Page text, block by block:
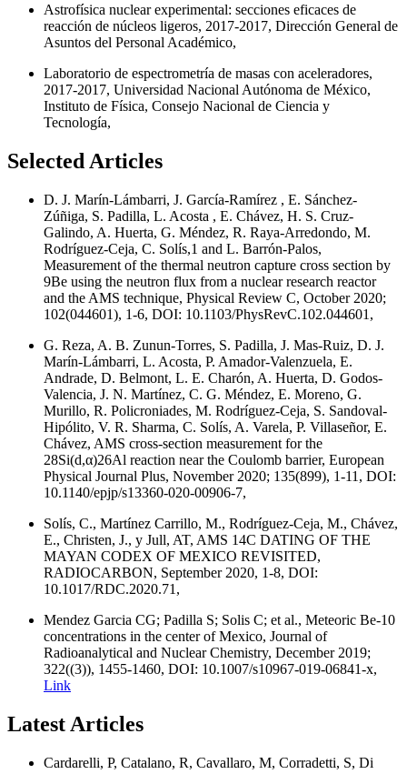
Astrofísica nuclear experimental: secciones eficaces de
reacción de núcleos ligeros, 2017-2017, Dirección General de
Asuntos del Personal Académico,
Laboratorio de espectrometría de masas con aceleradores,
2017-2017, Universidad Nacional Autónoma de México,
Instituto de Física, Consejo Nacional de Ciencia y
Tecnología,
Selected Articles
D. J. Marín-Lámbarri, J. García-Ramírez , E. Sánchez-
Zúñiga, S. Padilla, L. Acosta , E. Chávez, H. S. Cruz-
Galindo, A. Huerta, G. Méndez, R. Raya-Arredondo, M.
Rodríguez-Ceja, C. Solís,1 and L. Barrón-Palos,
Measurement of the thermal neutron capture cross section by
9Be using the neutron flux from a nuclear research reactor
and the AMS technique, Physical Review C, October 2020;
102(044601), 1-6, DOI: 10.1103/PhysRevC.102.044601,
G. Reza, A. B. Zunun-Torres, S. Padilla, J. Mas-Ruiz, D. J.
Marín-Lámbarri, L. Acosta, P. Amador-Valenzuela, E.
Andrade, D. Belmont, L. E. Charón, A. Huerta, D. Godos-
Valencia, J. N. Martínez, C. G. Méndez, E. Moreno, G.
Murillo, R. Policroniades, M. Rodríguez-Ceja, S. Sandoval-
Hipólito, V. R. Sharma, C. Solís, A. Varela, P. Villaseñor, E.
Chávez, AMS cross-section measurement for the
28Si(d,α)26Al reaction near the Coulomb barrier, European
Physical Journal Plus, November 2020; 135(899), 1-11, DOI:
10.1140/epjp/s13360-020-00906-7,
Solís, C., Martínez Carrillo, M., Rodríguez-Ceja, M., Chávez,
E., Christen, J., y Jull, AT, AMS 14C DATING OF THE
MAYAN CODEX OF MEXICO REVISITED,
RADIOCARBON, September 2020, 1-8, DOI:
10.1017/RDC.2020.71,
Mendez Garcia CG; Padilla S; Solis C; et al., Meteoric Be-10
concentrations in the center of Mexico, Journal of
Radioanalytical and Nuclear Chemistry, December 2019;
322((3)), 1455-1460, DOI: 10.1007/s10967-019-06841-x,
Link
Latest Articles
Cardarelli, P, Catalano, R, Cavallaro, M, Corradetti, S, Di